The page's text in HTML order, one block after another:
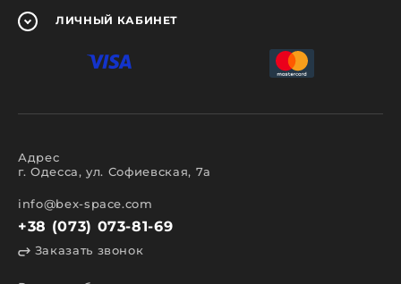
ЛИЧНЫЙ КАБИНЕТ
Адрес
г. Одесса, ул. Софиевская, 7а
info@bex-space.com
+38 (073) 073-81-69
Заказать звонок